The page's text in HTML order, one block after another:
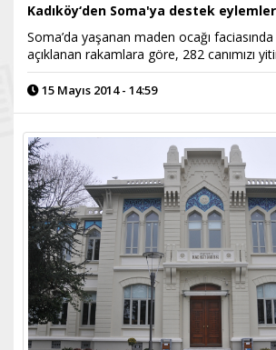
Kadıköy‘den Soma'ya destek
Soma’da yaşanan maden ocağı
açıklanan rakamlara göre, 282 canımızı
15 Mayıs 2014 - 14:59